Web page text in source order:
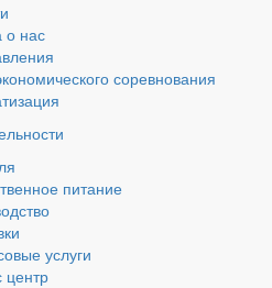
о нас
соревнования
питание
услуги
центр